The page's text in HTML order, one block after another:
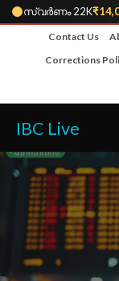
സ്വർണം 22K
Contact Us
Corrections
IBC Live